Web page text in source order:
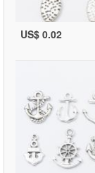
US$ 0.02